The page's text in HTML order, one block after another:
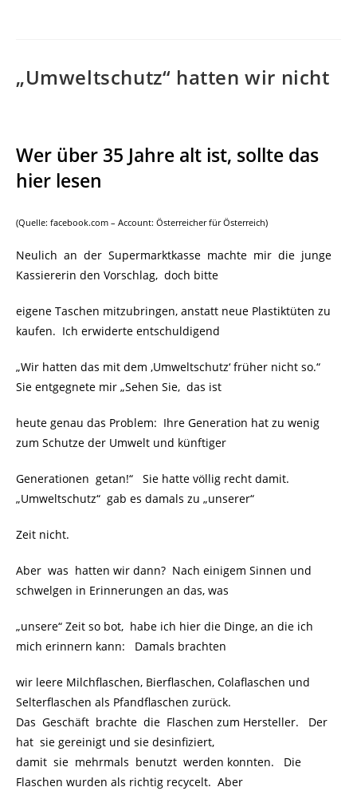
„Umweltschutz“ hatten wir nicht
Wer über 35 Jahre alt ist, sollte das
hier lesen
(Quelle: facebook.com – Account: Österreicher für Österreich)
Neulich an der Supermarktkasse machte mir die junge
Kassiererin den Vorschlag, doch bitte
eigene Taschen mitzubringen, anstatt neue Plastiktüten zu
kaufen. Ich erwiderte entschuldigend
„Wir hatten das mit dem ‚Umweltschutz‘ früher nicht so.“
Sie entgegnete mir „Sehen Sie, das ist
heute genau das Problem: Ihre Generation hat zu wenig
zum Schutze der Umwelt und künftiger
Generationen getan!“ Sie hatte völlig recht damit.
„Umweltschutz“ gab es damals zu „unserer“
Zeit nicht.
Aber was hatten wir dann? Nach einigem Sinnen und
schwelgen in Erinnerungen an das, was
„unsere“ Zeit so bot, habe ich hier die Dinge, an die ich
mich erinnern kann: Damals brachten
wir leere Milchflaschen, Bierflaschen, Colaflaschen und
Selterflaschen als Pfandflaschen zurück.
Das Geschäft brachte die Flaschen zum Hersteller. Der
hat sie gereinigt und sie desinfiziert,
damit sie mehrmals benutzt werden konnten. Die
Flaschen wurden als richtig recycelt. Aber